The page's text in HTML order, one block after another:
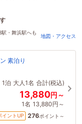
・家族旅行におすすめ◎
・舞浜駅へも
地図・アクセス
素泊り
1泊 大人1名 合計(税込)
13,880円～
1名 13,880円～
イントUP 276ポイント～